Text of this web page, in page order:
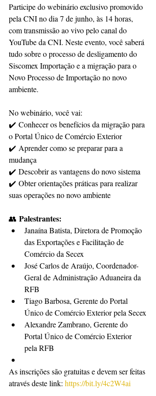
Participe do webinário exclusivo promovido
pela CNI no dia 7 de junho, às 14 horas,
com transmissão ao vivo pelo canal do
YouTube da CNI. Neste evento, você saberá
tudo sobre o processo de desligamento do
Siscomex Importação e a migração para o
Novo Processo de Importação no novo
ambiente.
No webinário, você vai:
✔️ Conhecer os benefícios da migração para
o Portal Único de Comércio Exterior
✔️ Aprender como se preparar para a
mudança
✔️ Descobrir as vantagens do novo sistema
✔️ Obter orientações práticas para realizar
suas operações no novo ambiente
👥 Palestrantes:
Janaína Batista, Diretora de Promoção
das Exportações e Facilitação de
Comércio da Secex
José Carlos de Araújo, Coordenador-
Geral de Administração Aduaneira da
RFB
Tiago Barbosa, Gerente do Portal
Único de Comércio Exterior pela Secex
Alexandre Zambrano, Gerente do
Portal Único de Comércio Exterior
pela RFB
As inscrições são gratuitas e devem ser feitas
através deste link: https://bit.ly/4c2W4ai